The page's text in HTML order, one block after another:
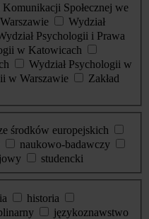
Komunikacji Społecznej we
Wydział
Psychologii i Prawa
w Katowicach
Wydział Psychologii w
w Warszawie
Zakład
środków europejskich
naukowo-badawczy
studencki
historia
językoznawstwo